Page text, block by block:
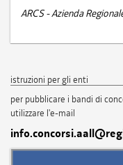
ARCS - Azienda
istruzioni per gli enti
per pubblicare i bandi di
utilizzare l'e-mail